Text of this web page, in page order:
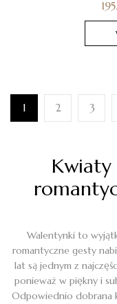
1 2 3
Kwiaty
Walentynki to
romantyczne gesty
lat są jednym z
ponieważ w piękny i
Odpowiednio dobrana